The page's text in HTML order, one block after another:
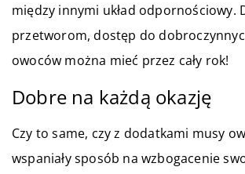
między innymi układ odpornościowy.
przetworom, dostęp do
owoców można mieć przez cały rok!
Dobre na każdą okazję
Czy to same, czy z dodatkami musy
wspaniały sposób na wzbogacenie